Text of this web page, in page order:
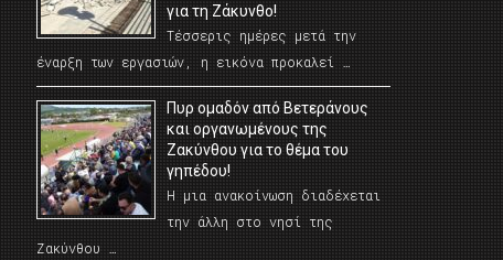
για τη Ζάκυνθο!
Τέσσερις ημέρες μετά την
έναρξη των εργασιών, η εικόνα προκαλεί …
Πυρ ομαδόν από Βετεράνους
και οργανωμένους της
Ζακύνθου για το θέμα του
γηπέδου!
Η μια ανακοίνωση διαδέχεται
την άλλη στο νησί της
Ζακύνθου …